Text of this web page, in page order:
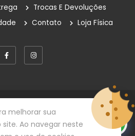
Trocas E Devoluções
Contato Loja Física
Auto PeçasTodos os direitos
reservados.
melhorar sua
Ao navegar neste